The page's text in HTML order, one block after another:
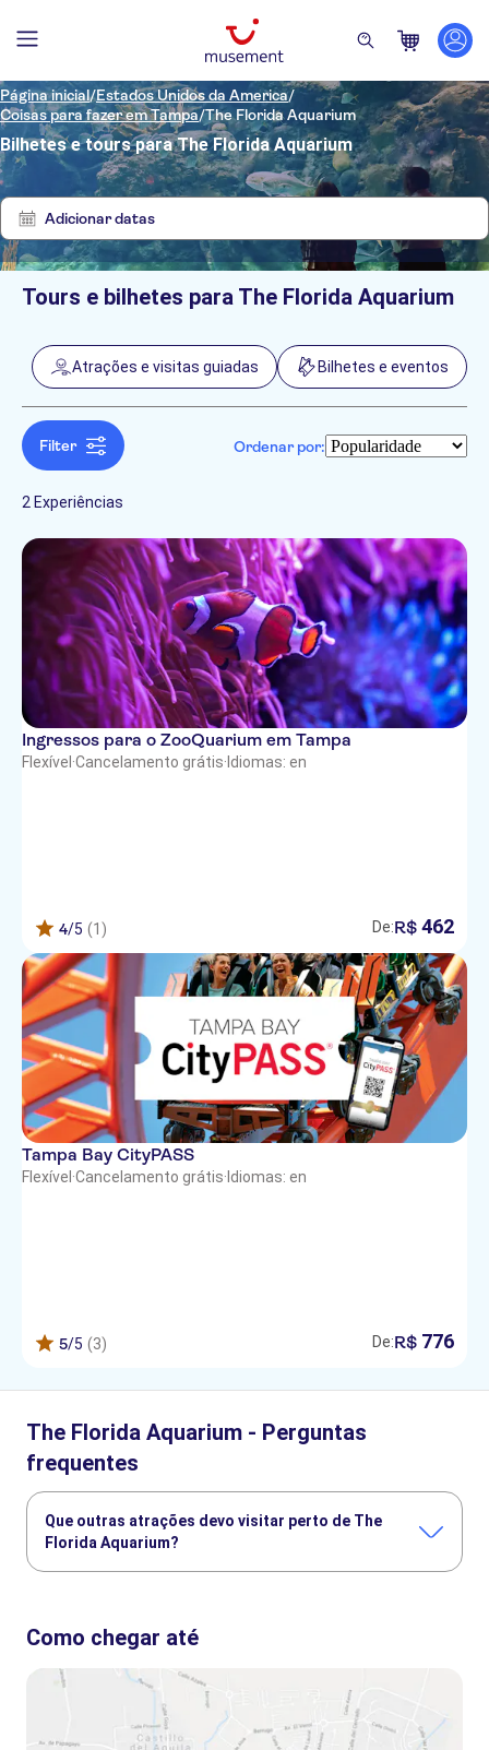
Página inicial/Estados Unidos da America/
Coisas para fazer em Tampa/The Florida Aquarium
Bilhetes e tours para The Florida Aquarium
Adicionar datas
FiltrosPreço (por adulto)
Mín. R$ Máx. R$
NO-PICKUP
Opções de ingressos
Cancelamento gratuito
Confirmação instantânea
Taxas de entrada incluídas
Voucher eletrônico
Categorias
Atrações e visitas guiadas
Passes turísticos
Bilhetes e eventos
Idomas
Inglês
EliminarMostrar
2
resultados
Tours e bilhetes para The Florida Aquarium
Atrações e visitas guiadas Bilhetes e eventos
Filter Ordenar por:
2 Experiências
Ingressos para o ZooQuarium em Tampa
Flexível ·Cancelamento grátis· Idiomas: en
4/5 (1) De:R$ 462
Tampa Bay CityPASS
Flexível ·Cancelamento grátis· Idiomas: en
5/5 (3) De:R$ 776
The Florida Aquarium - Perguntas
frequentes
Que outras atrações devo visitar perto de The
Florida Aquarium?
Busch Gardens Tampa Bay
Como chegar até